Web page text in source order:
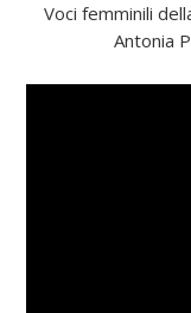
Voci femminili
Antonia